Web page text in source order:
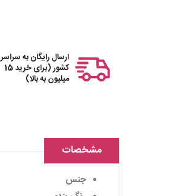
ارسال رایگان به سراسر
کشور (برای خرید 15
میلیون به بالا)
مشخصات
جنس